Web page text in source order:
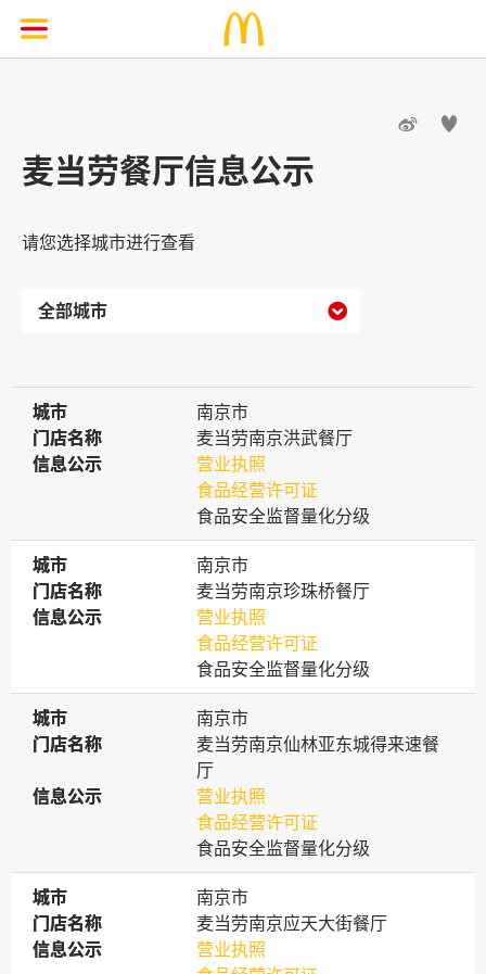
 
麦当劳餐厅信息公示
请您选择城市进行查看

城市
城市
南京市
门店名称
门店名称
麦当劳南京洪武餐厅
信息公示
信息公示
营业执照
食品经营许可证
食品安全监督量化分级
城市
城市
南京市
门店名称
门店名称
麦当劳南京珍珠桥餐厅
信息公示
信息公示
营业执照
食品经营许可证
食品安全监督量化分级
城市
城市
南京市
门店名称
门店名称
麦当劳南京仙林亚东城得来速餐
厅
信息公示
信息公示
营业执照
食品经营许可证
食品安全监督量化分级
城市
城市
南京市
门店名称
门店名称
麦当劳南京应天大街餐厅
信息公示
信息公示
营业执照